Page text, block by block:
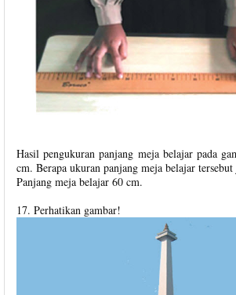
Hasil pengukuran panjang meja belajar pada
cm. Berapa ukuran panjang meja belajar
Panjang meja belajar 60 cm.
17. Perhatikan gambar!